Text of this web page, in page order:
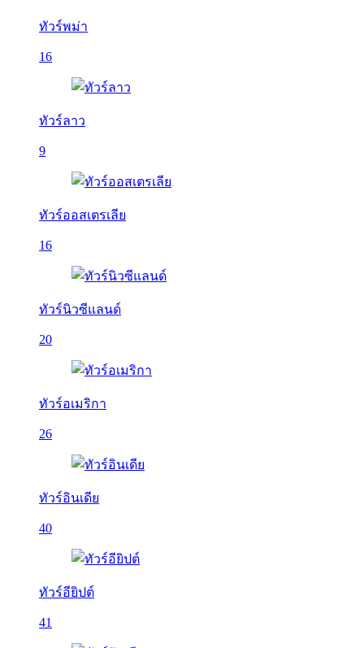
ทัวร์พม่า
16
ทัวร์ลาว
9
ทัวร์ออสเตรเลีย
16
ทัวร์นิวซีแลนด์
20
ทัวร์อเมริกา
26
ทัวร์อินเดีย
40
ทัวร์อียิปต์
41